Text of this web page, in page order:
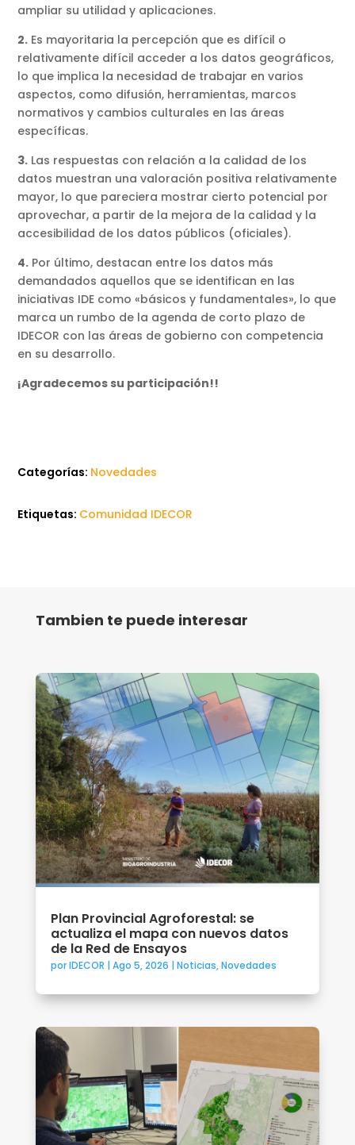
ampliar su utilidad y aplicaciones.
2. Es mayoritaria la percepción que es difícil o
relativamente difícil acceder a los datos geográficos,
lo que implica la necesidad de trabajar en varios
aspectos, como difusión, herramientas, marcos
normativos y cambios culturales en las áreas
específicas.
3. Las respuestas con relación a la calidad de los
datos muestran una valoración positiva relativamente
mayor, lo que pareciera mostrar cierto potencial por
aprovechar, a partir de la mejora de la calidad y la
accesibilidad de los datos públicos (oficiales).
4. Por último, destacan entre los datos más
demandados aquellos que se identifican en las
iniciativas IDE como «básicos y fundamentales», lo que
marca un rumbo de la agenda de corto plazo de
IDECOR con las áreas de gobierno con competencia
en su desarrollo.
¡Agradecemos su participación!!
Categorías: Novedades
Etiquetas: Comunidad IDECOR
Tambien te puede interesar
Plan Provincial Agroforestal: se
actualiza el mapa con nuevos datos
de la Red de Ensayos
porIDECOR | Ago 5, 2026 | Noticias,Novedades